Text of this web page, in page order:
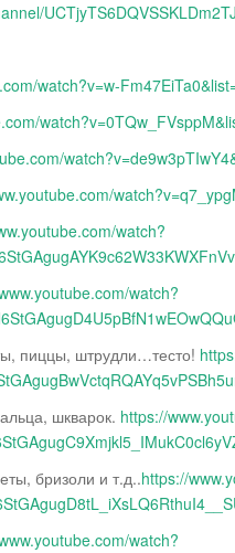
watch?v=w-
watch?
watch?
пиццы, штрудли…тесто!
шкварок. https://
бризоли и т.д..https://
watch?